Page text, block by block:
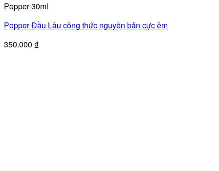
Popper 30ml
Popper Đầu Lâu công thức nguyên bản cực êm
350.000 ₫